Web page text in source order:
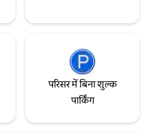
परिसर में बिना शुल्क
पार्किंग